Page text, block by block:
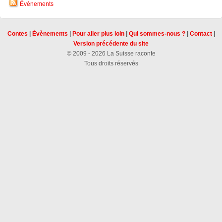
Évènements
Contes Évènements Pour aller plus loin| Qui sommes-nous ?| Contact|
Version précédente du site
© 2009 - 2026 La Suisse raconte
Tous droits réservés